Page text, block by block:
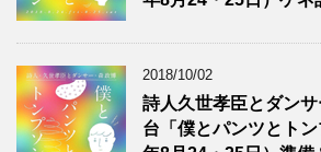
2018/10/02
詩人久世孝臣とダン
台「僕とパンツとト